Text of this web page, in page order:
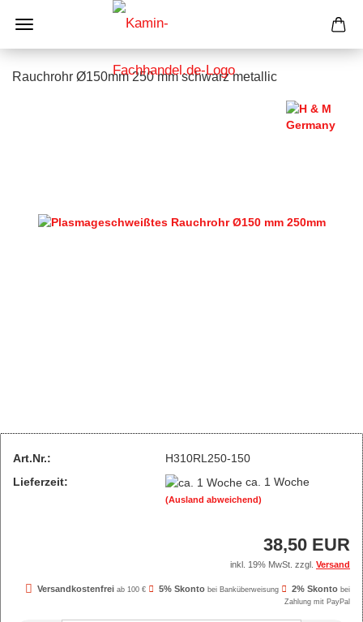
Rauchrohr Ø150mm 250 mm schwarz metallic
Art.Nr.:
H310RL250-150
Lieferzeit:
ca. 1 Woche
(Ausland abweichend)
38,50 EUR
inkl. 19% MwSt. zzgl. Versand
Versandkostenfrei ab 100 € 5% Skonto bei Banküberweisung 2% Skonto bei
Zahlung mit PayPal